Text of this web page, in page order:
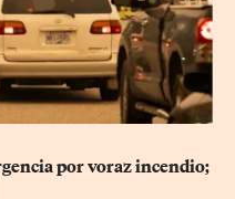
por voraz incendio;